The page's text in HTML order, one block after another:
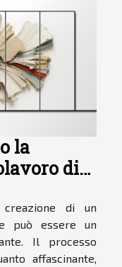
la
di
di un
può essere un
Il processo
affascinante,